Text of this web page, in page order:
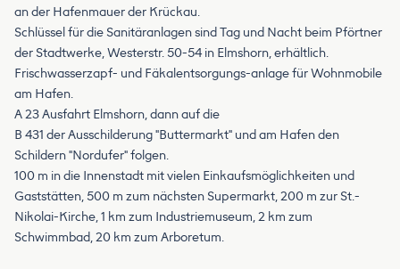
an der Hafenmauer der Krückau.
Schlüssel für die Sanitäranlagen sind Tag und Nacht beim Pförtner
der Stadtwerke, Westerstr. 50-54 in Elmshorn, erhältlich.
Frischwasserzapf- und Fäkalentsorgungs-anlage für Wohnmobile
am Hafen.
A 23 Ausfahrt Elmshorn, dann auf die
B 431 der Ausschilderung "Buttermarkt" und am Hafen den
Schildern "Nordufer" folgen.
100 m in die Innenstadt mit vielen Einkaufsmöglichkeiten und
Gaststätten, 500 m zum nächsten Supermarkt, 200 m zur St.-
Nikolai-Kirche, 1 km zum Industriemuseum, 2 km zum
Schwimmbad, 20 km zum Arboretum.